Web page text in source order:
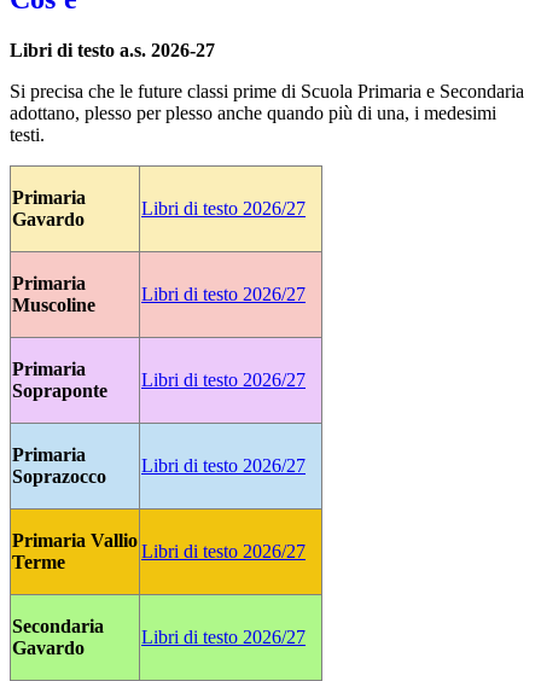
Libri di testo a.s. 2026-27
Si precisa che le future classi prime di Scuola Primaria e Secondaria
adottano, plesso per plesso anche quando più di una, i medesimi
testi.
Primaria
Gavardo
Libri di testo 2026/27
Primaria
Muscoline
Libri di testo 2026/27
Primaria
Sopraponte
Libri di testo 2026/27
Primaria
Soprazocco
Libri di testo 2026/27
Primaria Vallio
Terme
Libri di testo 2026/27
Secondaria
Gavardo
Libri di testo 2026/27